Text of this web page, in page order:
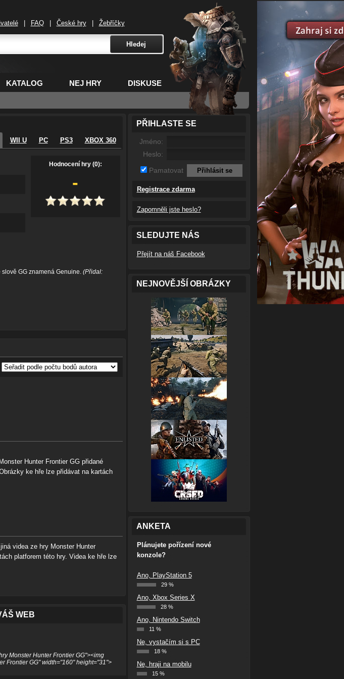
FAQ České hry Žebříčky
KATALOG NEJ HRY DISKUSE
WII U PC PS3 XBOX 360
Hodnocení hry (0):
-
GG znamená Genuine.(Přidal:
Hunter Frontier GG přidané
ke hře lze přidávat na kartách
videa ze hry Monster Hunter
platforem této hry. Videa ke hře lze
WEB
Monster Hunter Frontier GG"><img
Frontier GG" width="160" height="31">
PŘIHLASTE SE
Jméno:
Heslo:
Pamatovat
Registrace zdarma
Zapomněli jste heslo?
SLEDUJTE NÁS
Přejít na náš Facebook
NEJNOVĚJŠÍ OBRÁZKY
ANKETA
Plánujete pořízení nové
konzole?
Ano, PlayStation 5
29 %
Ano, Xbox Series X
28 %
Ano, Nintendo Switch
11 %
Ne, vystačím si s PC
18 %
Ne, hraji na mobilu
15 %